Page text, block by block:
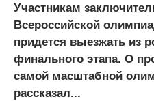
Участникам
Всероссийской
придется выезжать из
финального этапа. О
самой масштабной
рассказал...